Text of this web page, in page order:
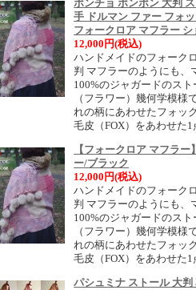
ポンチョ ポンポン 大判
手 ドルマン ファー フォ
フォークロア マフラー
12,000円(税込)
ハンドメイドのフォーク
判 マフラーのようにも、
100%のジャガードのス
（フラワー）幾何学模
れの柄にあわせたフォッ
毛皮（FOX）をあわせた1
【フォークロア マフラ
ー/ブラック
12,000円(税込)
ハンドメイドのフォーク
判 マフラーのようにも、
100%のジャガードのス
（フラワー）幾何学模
れの柄にあわせたフォッ
毛皮（FOX）をあわせた1
パシュミナ ストール 大